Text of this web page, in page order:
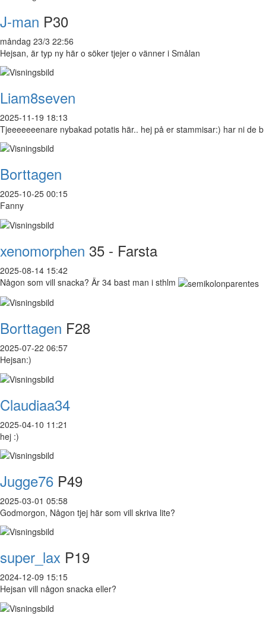
J-man P30
måndag 23/3 22:56
Hejsan, är typ ny här o söker tjejer o vänner i Smålan
Liam8seven
2025-11-19 18:13
Tjeeeeeeenare nybakad potatis här.. hej på er stammisar:) har ni de b
Borttagen
2025-10-25 00:15
Fanny
xenomorphen 35 - Farsta
2025-08-14 15:42
Någon som vill snacka? Är 34 bast man i sthlm
Borttagen F28
2025-07-22 06:57
Hejsan:)
Claudiaa34
2025-04-10 11:21
hej :)
Jugge76 P49
2025-03-01 05:58
Godmorgon, Någon tjej här som vill skriva lite?
super_lax P19
2024-12-09 15:15
Hejsan vill någon snacka eller?